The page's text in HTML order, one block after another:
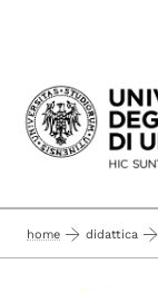
Passa
home didattica